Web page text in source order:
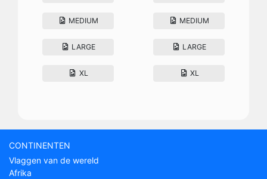
MEDIUM
LARGE
XL
MEDIUM
LARGE
XL
CONTINENTEN
Vlaggen van de wereld
Afrika